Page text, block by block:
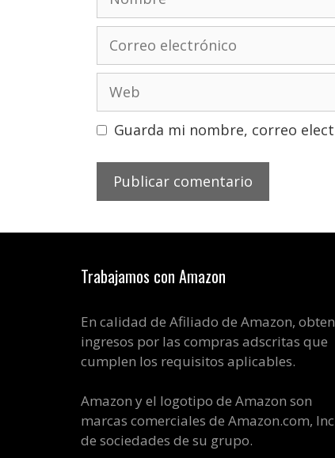
electrónico
Guarda mi nombre, correo
Trabajamos con Amazon
En calidad de Afiliado de Amazon,
ingresos por las compras adscritas que
cumplen los requisitos aplicables.
Amazon y el logotipo de Amazon son
marcas comerciales de Amazon.com,
de sociedades de su grupo.